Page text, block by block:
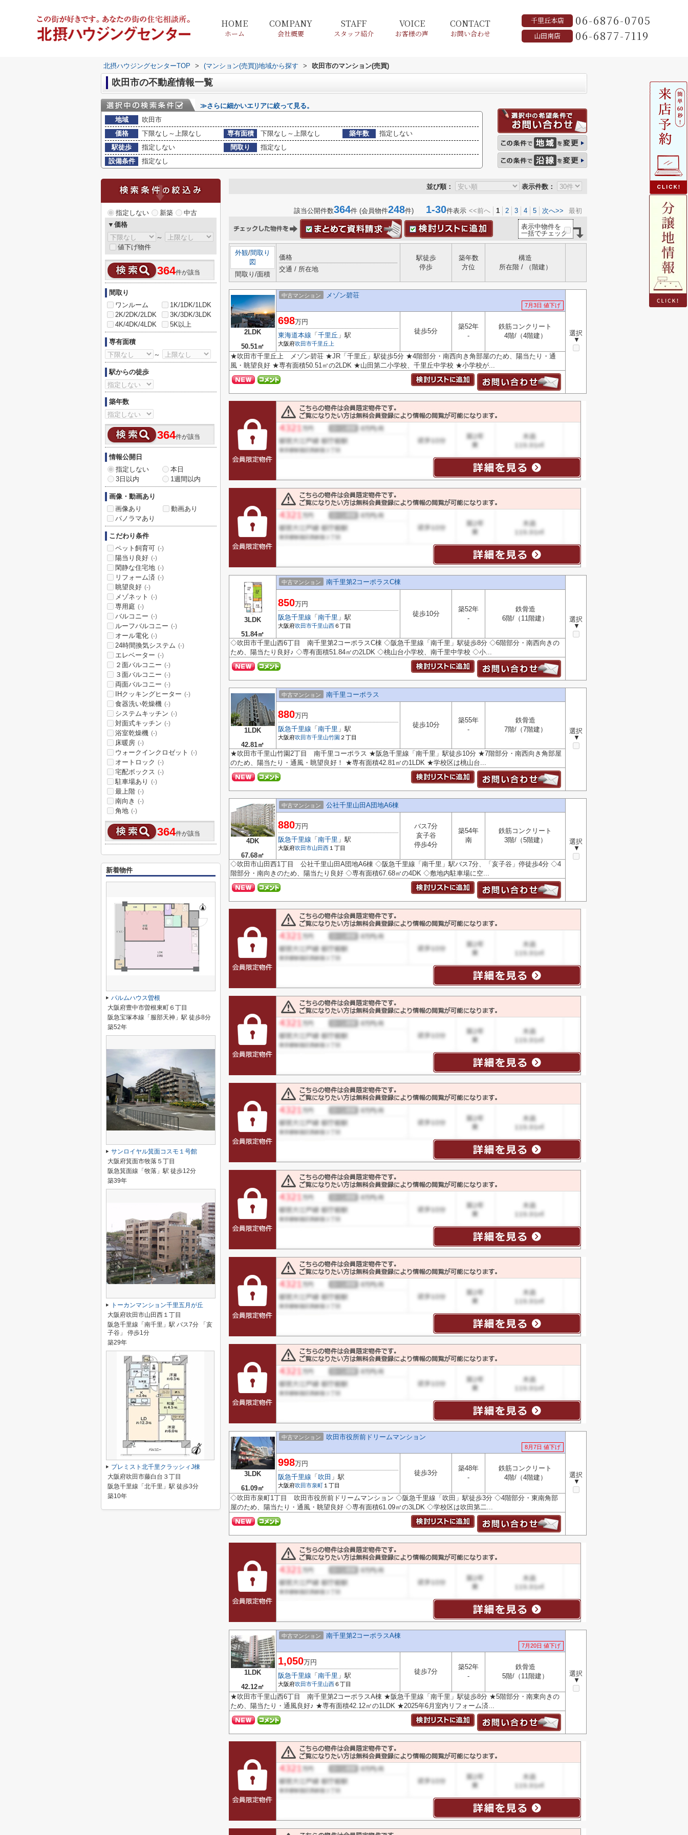
HOME
ホーム
COMPANY
会社概要
STAFF
スタッフ紹介
VOICE
お客様の声
CONTACT
お問い合わせ
千里丘本店 06-6876-0705
山田南店 06-6877-7119
北摂ハウジングセンターTOP > (マンション(売買))地域から探す > 吹田市のマンション(売買)
吹田市の不動産情報一覧
≫さらに細かいエリアに絞って見る。
地域
吹田市
価格
下限なし～上限なし 専有面積 下限なし～上限なし 築年数
指定しない
駅徒歩
指定しない 間取り
指定なし
設備条件
指定なし
並び順： 表示件数：
該当公開件数364件 (会員物件248件) 1-30件表示 <<前へ 1 2 3 4 5 次へ>> 最初
表示中物件を
一括でチェック
外観/間取り
図
間取り/面積
価格
交通 / 所在地
駅徒歩
停歩
築年数
方位
構造
所在階 / （階建）
2LDK
50.51㎡
中古マンション メゾン碧荘
7月3日 値下げ
選択
▼
698万円
東海道本線 「 千里丘 」駅
大阪府吹田市千里丘上
徒歩5分
築52年
-
鉄筋コンクリート
4階/（4階建）
★吹田市千里丘上 メゾン碧荘 ★JR「千里丘」駅徒歩5分 ★4階部分・南西向き角部屋のため、陽当たり・通
風・眺望良好 ★専有面積50.51㎡の2LDK ★山田第二小学校、千里丘中学校 ★小学校が...
3LDK
51.84㎡
中古マンション 南千里第2コーポラスC棟
選択
▼
850万円
阪急千里線 「 南千里 」駅
大阪府吹田市千里山西６丁目
徒歩10分
築52年
-
鉄骨造
6階/（11階建）
◇吹田市千里山西6丁目 南千里第2コーポラスC棟 ◇阪急千里線「南千里」駅徒歩8分 ◇6階部分・南西向きの
ため、陽当たり良好♪ ◇専有面積51.84㎡の2LDK ◇桃山台小学校、南千里中学校 ◇小...
1LDK
42.81㎡
中古マンション 南千里コーポラス
選択
▼
880万円
阪急千里線 「 南千里 」駅
大阪府吹田市千里山竹園 ２丁目
徒歩10分
築55年
-
鉄骨造
7階/（7階建）
★吹田市千里山竹園2丁目 南千里コーポラス ★阪急千里線「南千里」駅徒歩10分 ★7階部分・南西向き角部屋
のため、陽当たり・通風・眺望良好！ ★専有面積42.81㎡の1LDK ★学校区は桃山台...
4DK
67.68㎡
中古マンション 公社千里山田A団地A6棟
選択
▼
880万円
阪急千里線 「 南千里 」駅
大阪府吹田市山田西 １丁目
バス7分
亥子谷
停歩4分
築54年
南
鉄筋コンクリート
3階/（5階建）
◇吹田市山田西1丁目 公社千里山田A団地A6棟 ◇阪急千里線「南千里」駅バス7分、「亥子谷」停徒歩4分 ◇4
階部分・南向きのため、陽当たり良好 ◇専有面積67.68㎡の4DK ◇敷地内駐車場に空...
3LDK
61.09㎡
中古マンション 吹田市役所前ドリームマンション
8月7日 値下げ
選択
▼
998万円
阪急千里線 「 吹田 」駅
大阪府吹田市泉町 １丁目
徒歩3分
築48年
-
鉄筋コンクリート
4階/（4階建）
◇吹田市泉町1丁目 吹田市役所前ドリームマンション ◇阪急千里線「吹田」駅徒歩3分 ◇4階部分・東南角部
屋のため、陽当たり・通風・眺望良好 ◇専有面積61.09㎡の3LDK ◇学校区は吹田第二...
1LDK
42.12㎡
中古マンション 南千里第2コーポラスA棟
7月20日 値下げ
選択
▼
1,050万円
阪急千里線 「 南千里 」駅
大阪府吹田市千里山西６丁目
徒歩7分
築52年
-
鉄骨造
5階/（11階建）
★吹田市千里山西6丁目 南千里第2コーポラスA棟 ★阪急千里線「南千里」駅徒歩8分 ★5階部分・南東向きの
ため、陽当たり・通風良好♪ ★専有面積42.12㎡の1LDK ★2025年6月室内リフォーム済...
指定しない 新築
中古
▼価格
～
値下げ物件
364件が該当
間取り
ワンルーム
1K/1DK/1LDK
2K/2DK/2LDK
3K/3DK/3LDK
4K/4DK/4LDK
5K以上
専有面積
～
駅からの徒歩
築年数
364件が該当
情報公開日
指定しない
本日
3日以内
1週間以内
画像・動画あり
画像あり
動画あり
パノラマあり
こだわり条件
ペット飼育可 (-)
陽当り良好 (-)
閑静な住宅地 (-)
リフォーム済 (-)
眺望良好 (-)
メゾネット (-)
専用庭 (-)
バルコニー (-)
ルーフバルコニー (-)
オール電化 (-)
24時間換気システム (-)
エレベーター (-)
２面バルコニー (-)
３面バルコニー (-)
両面バルコニー (-)
IHクッキングヒーター (-)
食器洗い乾燥機 (-)
システムキッチン (-)
対面式キッチン (-)
浴室乾燥機 (-)
床暖房 (-)
ウォークインクロゼット (-)
オートロック (-)
宅配ボックス (-)
駐車場あり (-)
最上階 (-)
南向き (-)
角地 (-)
364件が該当
新着物件
パルムハウス曽根
大阪府豊中市曽根東町６丁目
阪急宝塚本線「服部天神」駅 徒歩8分
築52年
サンロイヤル箕面コスモ１号館
大阪府箕面市牧落５丁目
阪急箕面線「牧落」駅 徒歩12分
築39年
トーカンマンション千里五月が丘
大阪府吹田市山田西１丁目
阪急千里線「南千里」駅 バス7分 「亥
子谷」 停歩1分
築29年
プレミスト北千里クラッシィJ棟
大阪府吹田市藤白台３丁目
阪急千里線「北千里」駅 徒歩3分
築10年